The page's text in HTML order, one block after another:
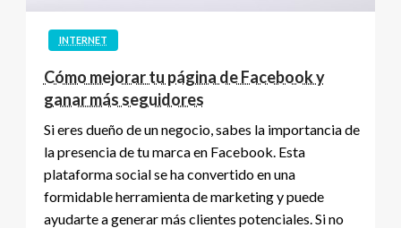
INTERNET
Cómo mejorar tu página de Facebook y
ganar más seguidores
Si eres dueño de un negocio, sabes la importancia de
la presencia de tu marca en Facebook. Esta
plataforma social se ha convertido en una
formidable herramienta de marketing y puede
ayudarte a generar más clientes potenciales. Si no